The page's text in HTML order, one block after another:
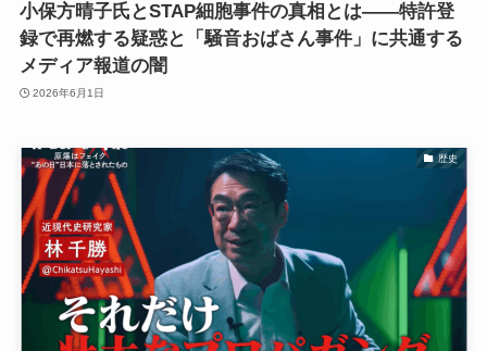
小保方晴子氏とSTAP細胞事件の真相とは――特許登
録で再燃する疑惑と「騒音おばさん事件」に共通する
メディア報道の闇
2026年6月1日
歴史